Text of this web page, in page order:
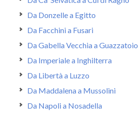
Da Donzelle a Egitto
Da Facchini a Fusari
Da Gabella Vecchia a Guazzatoio
Da Imperiale a Inghilterra
Da Libertà a Luzzo
Da Maddalena a Mussolini
Da Napoli a Nosadella